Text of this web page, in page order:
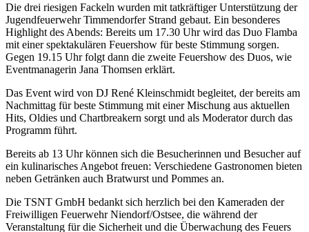
Die drei riesigen Fackeln wurden mit tatkräftiger Unterstützung der
Jugendfeuerwehr Timmendorfer Strand gebaut. Ein besonderes
Highlight des Abends: Bereits um 17.30 Uhr wird das Duo Flamba
mit einer spektakulären Feuershow für beste Stimmung sorgen.
Gegen 19.15 Uhr folgt dann die zweite Feuershow des Duos, wie
Eventmanagerin Jana Thomsen erklärt.
Das Event wird von DJ René Kleinschmidt begleitet, der bereits am
Nachmittag für beste Stimmung mit einer Mischung aus aktuellen
Hits, Oldies und Chartbreakern sorgt und als Moderator durch das
Programm führt.
Bereits ab 13 Uhr können sich die Besucherinnen und Besucher auf
ein kulinarisches Angebot freuen: Verschiedene Gastronomen bieten
neben Getränken auch Bratwurst und Pommes an.
Die TSNT GmbH bedankt sich herzlich bei den Kameraden der
Freiwilligen Feuerwehr Niendorf/Ostsee, die während der
Veranstaltung für die Sicherheit und die Überwachung des Feuers